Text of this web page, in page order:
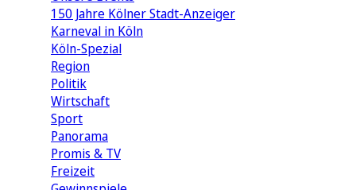
150 Jahre Kölner Stadt-Anzeiger
Karneval in Köln
Köln-Spezial
Region
Politik
Wirtschaft
Sport
Panorama
Promis & TV
Freizeit